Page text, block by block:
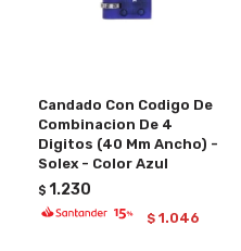
Candado Con Codigo De
Combinacion De 4
Digitos (40 Mm Ancho) -
Solex - Color Azul
$ 1.230
$ 1.046